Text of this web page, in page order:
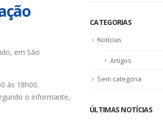
em São
às 18h00.
o informante,
CATEGORIAS
Notícias
Artigos
Sem categoria
ÚLTIMAS NOTÍCIAS